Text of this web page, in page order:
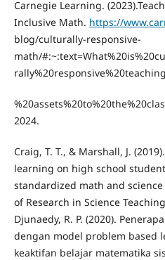
Carnegie Learning.
Inclusive Math. https://
blog/culturally-responsive-
math/
2024.
Craig, T. T., & Marshall, J.
learning on high school
standardized math and
of Research in Science
Djunaedy, R. P. (2020).
dengan model problem based
keaktifan belajar matematika